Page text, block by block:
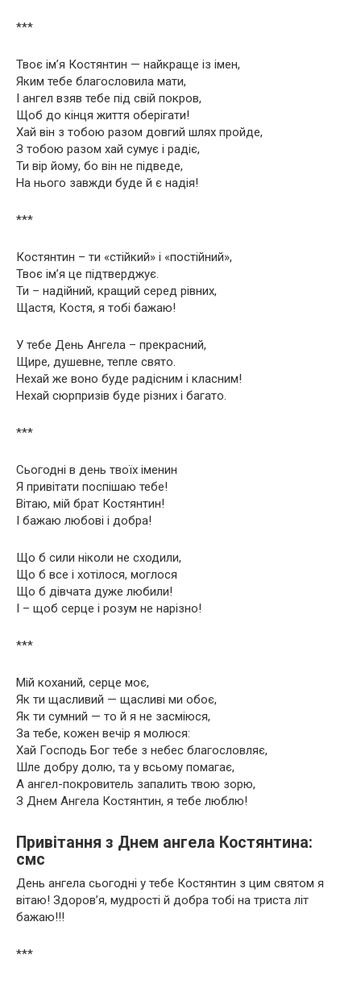
***
Твоє ім’я Костянтин — найкраще із імен,
Яким тебе благословила мати,
І ангел взяв тебе під свій покров,
Щоб до кінця життя оберігати!
Хай він з тобою разом довгий шлях пройде,
З тобою разом хай сумує і радіє,
Ти вір йому, бо він не підведе,
На нього завжди буде й є надія!
***
Костянтин – ти «стійкий» і «постійний»,
Твоє ім’я це підтверджує.
Ти – надійний, кращий серед рівних,
Щастя, Костя, я тобі бажаю!
У тебе День Ангела – прекрасний,
Щире, душевне, тепле свято.
Нехай же воно буде радісним і класним!
Нехай сюрпризів буде різних і багато.
***
Сьогодні в день твоїх іменин
Я привітати поспішаю тебе!
Вітаю, мій брат Костянтин!
І бажаю любові і добра!
Що б сили ніколи не сходили,
Що б все і хотілося, моглося
Що б дівчата дуже любили!
І – щоб серце і розум не нарізно!
***
Мій коханий, серце моє,
Як ти щасливий — щасливі ми обоє,
Як ти сумний — то й я не засміюся,
За тебе, кожен вечір я молюся:
Хай Господь Бог тебе з небес благословляє,
Шле добру долю, та у всьому помагає,
А ангел-покровитель запалить твою зорю,
З Днем Ангела Костянтин, я тебе люблю!
Привітання з Днем ангела Костянтина:
смс
День ангела сьогодні у тебе Костянтин з цим святом я
вітаю! Здоров’я, мудрості й добра тобі на триста літ
бажаю!!!
***